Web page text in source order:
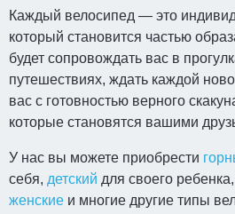
Каждый велосипед — это
который становится частью
будет сопровождать вас в
путешествиях, ждать каждой
вас с готовностью верного
которые становятся вашими
У нас вы можете приобрести
себя, детский для своего
женские и многие другие типы